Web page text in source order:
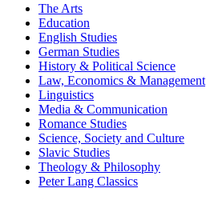
The Arts
Education
English Studies
German Studies
History & Political Science
Law, Economics & Management
Linguistics
Media & Communication
Romance Studies
Science, Society and Culture
Slavic Studies
Theology & Philosophy
Peter Lang Classics